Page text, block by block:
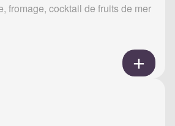
fromage, cocktail de fruits de mer